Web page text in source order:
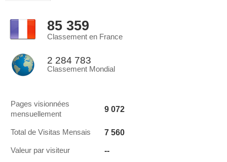
85 359
Classement en France
2 284 783
Classement Mondial
Pages visionnées
mensuellement
9 072
Total de Visitas Mensais 7 560
Valeur par visiteur --